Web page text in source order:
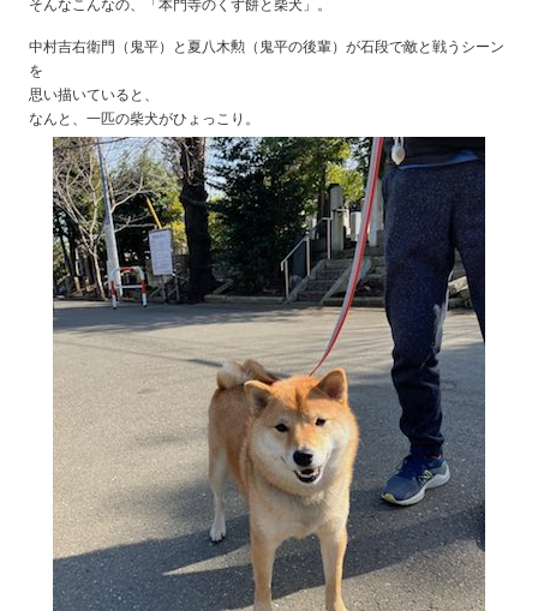
そんなこんなの、「本門寺のくず餅と柴犬」。
中村吉右衛門（鬼平）と夏八木勲（鬼平の後輩）が石段で敵と戦うシーン
を
思い描いていると、
なんと、一匹の柴犬がひょっこり。